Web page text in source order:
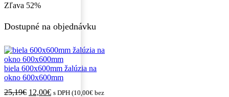
Zľava 52%
Dostupné na objednávku
biela 600x600mm žalúzia na
okno 600x600mm
25,19€ Pôvodná
12,00€Aktuálna
s DPH (10,00€ bez